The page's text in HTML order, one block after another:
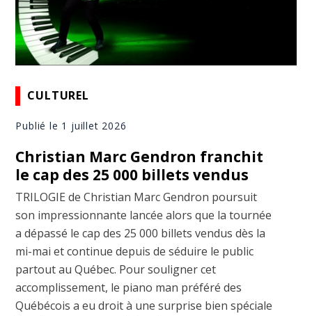
CULTUREL
Publié le 1 juillet 2026
Christian Marc Gendron franchit
le cap des 25 000 billets vendus
TRILOGIE de Christian Marc Gendron poursuit
son impressionnante lancée alors que la tournée
a dépassé le cap des 25 000 billets vendus dès la
mi-mai et continue depuis de séduire le public
partout au Québec. Pour souligner cet
accomplissement, le piano man préféré des
Québécois a eu droit à une surprise bien spéciale